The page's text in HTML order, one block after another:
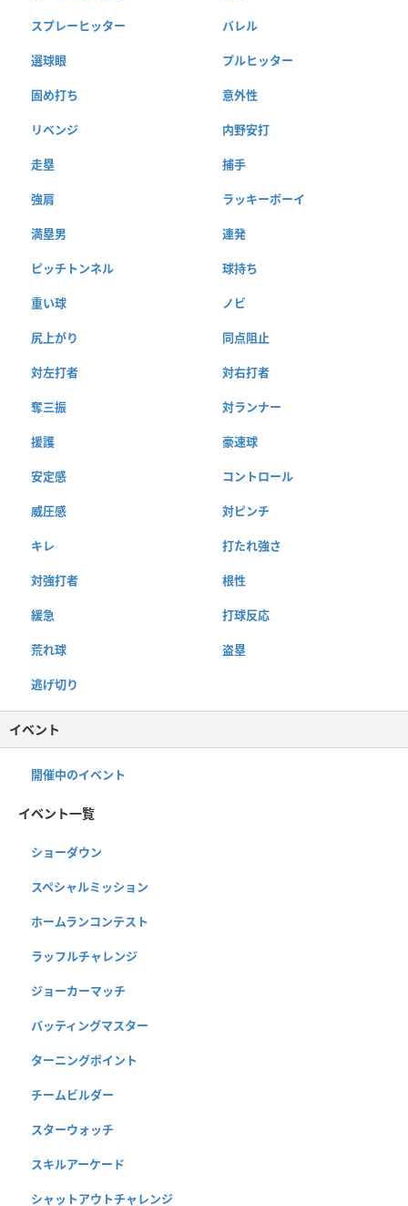
スプレーヒッター バレル
選球眼 プルヒッター
固め打ち 意外性
リベンジ 内野安打
走塁 捕手
強肩 ラッキーボーイ
満塁男 連発
ピッチトンネル 球持ち
重い球 ノビ
尻上がり 同点阻止
対左打者 対右打者
奪三振 対ランナー
援護 豪速球
安定感 コントロール
威圧感 対ピンチ
キレ 打たれ強さ
対強打者 根性
緩急 打球反応
荒れ球 盗塁
逃げ切り
イベント
開催中のイベント
イベント一覧
ショーダウン
スペシャルミッション
ホームランコンテスト
ラッフルチャレンジ
ジョーカーマッチ
バッティングマスター
ターニングポイント
チームビルダー
スターウォッチ
スキルアーケード
シャットアウトチャレンジ